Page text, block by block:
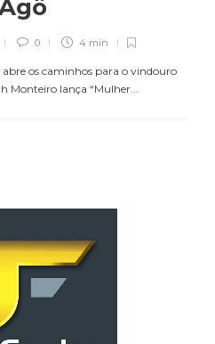
0 4 min
os caminhos para o vindouro
Monteiro lança “Mulher...